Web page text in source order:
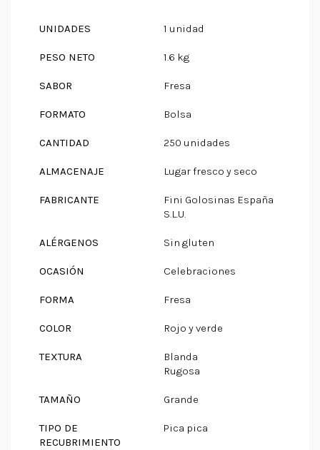
UNIDADES 1 unidad
PESO NETO 1.6 kg
SABOR Fresa
FORMATO Bolsa
CANTIDAD 250 unidades
ALMACENAJE Lugar fresco y seco
FABRICANTE
Fini Golosinas España
S.L.U.
ALÉRGENOS Sin gluten
OCASIÓN Celebraciones
FORMA Fresa
COLOR Rojo y verde
TEXTURA
Blanda
Rugosa
TAMAÑO Grande
TIPO DE
RECUBRIMIENTO
Pica pica